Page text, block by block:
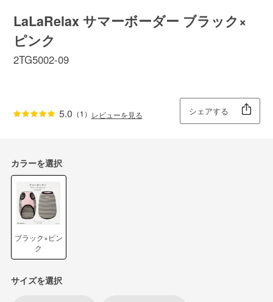
LaLaRelax サマーボーダー ブラック×
ピンク
2TG5002-09
5.0 （1） レビューを見る シェアする
カラーを選択
ブラック×ピン
ク
サイズを選択